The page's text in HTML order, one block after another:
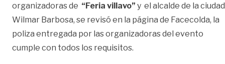
organizadoras de “Feria villavo” y el alcalde de la
Wilmar Barbosa, se revisó en la página de Facecolda, la
poliza entregada por las organizadoras del evento
cumple con todos los requisitos.